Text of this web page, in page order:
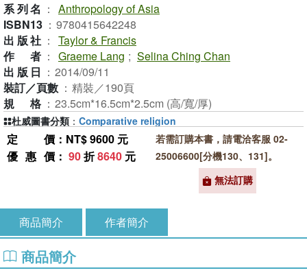
系列名 ： Anthropology of Asia
ISBN13 ： 9780415642248
出版社 ： Taylor & Francis
作者 ： Graeme Lang ; Selina Ching Chan
出版日 ： 2014/09/11
裝訂／頁數 ： 精裝／190頁
規格 ： 23.5cm*16.5cm*2.5cm (高/寬/厚)
定價 ：NT$ 9600 元
優惠價 ： 90折8640 元
若需訂購本書，請電洽客服 02-
25006600[分機130、131]。
無法訂購
杜威圖書分類 ： Comparative religion
商品簡介 作者簡介
商品簡介